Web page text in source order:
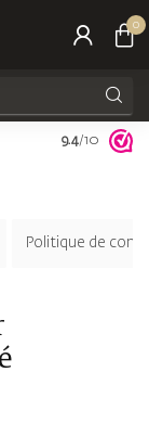
0
Livraison
(FR)
9.4/10
Politique de